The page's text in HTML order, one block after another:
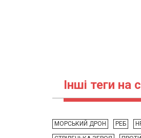
Інші теги на
МОРСЬКИЙ ДРОН РЕБ